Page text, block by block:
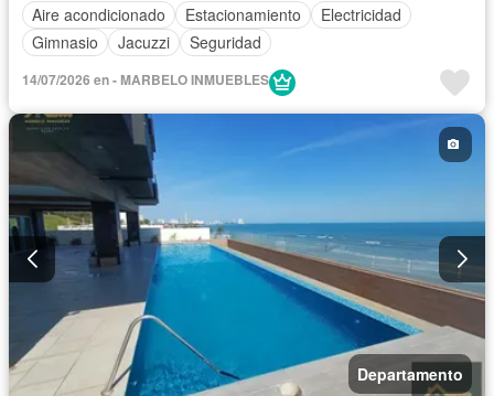
Aire acondicionado
Estacionamiento
Electricidad
Gimnasio
Jacuzzi Seguridad
14/07/2026 en - MARBELO INMUEBLES
Departamento